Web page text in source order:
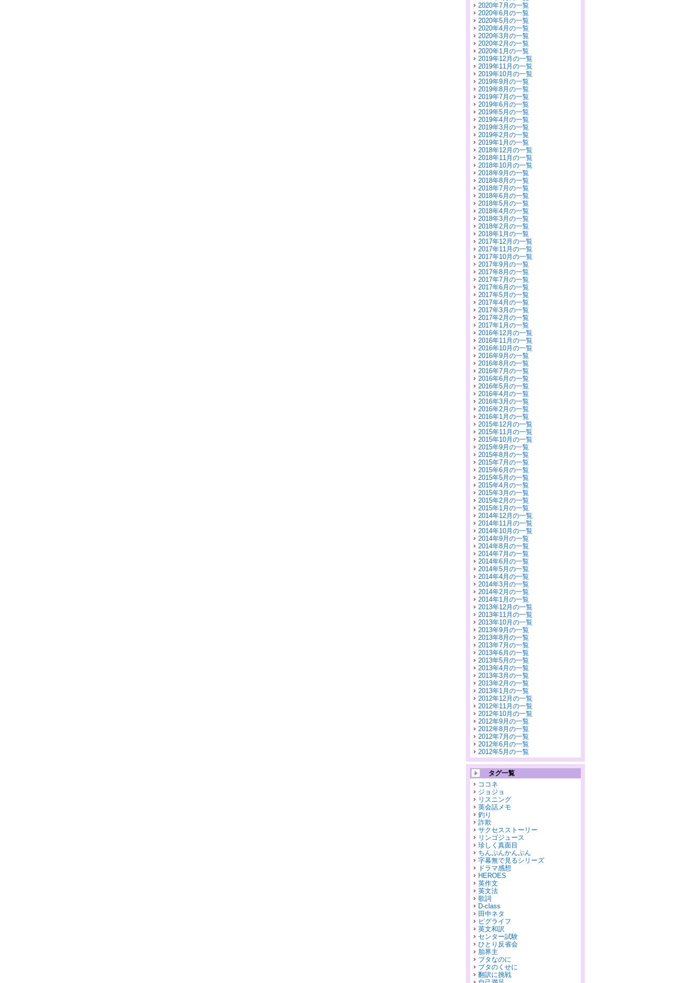
2020年7月の一覧
2020年6月の一覧
2020年5月の一覧
2020年4月の一覧
2020年3月の一覧
2020年2月の一覧
2020年1月の一覧
2019年12月の一覧
2019年11月の一覧
2019年10月の一覧
2019年9月の一覧
2019年8月の一覧
2019年7月の一覧
2019年6月の一覧
2019年5月の一覧
2019年4月の一覧
2019年3月の一覧
2019年2月の一覧
2019年1月の一覧
2018年12月の一覧
2018年11月の一覧
2018年10月の一覧
2018年9月の一覧
2018年8月の一覧
2018年7月の一覧
2018年6月の一覧
2018年5月の一覧
2018年4月の一覧
2018年3月の一覧
2018年2月の一覧
2018年1月の一覧
2017年12月の一覧
2017年11月の一覧
2017年10月の一覧
2017年9月の一覧
2017年8月の一覧
2017年7月の一覧
2017年6月の一覧
2017年5月の一覧
2017年4月の一覧
2017年3月の一覧
2017年2月の一覧
2017年1月の一覧
2016年12月の一覧
2016年11月の一覧
2016年10月の一覧
2016年9月の一覧
2016年8月の一覧
2016年7月の一覧
2016年6月の一覧
2016年5月の一覧
2016年4月の一覧
2016年3月の一覧
2016年2月の一覧
2016年1月の一覧
2015年12月の一覧
2015年11月の一覧
2015年10月の一覧
2015年9月の一覧
2015年8月の一覧
2015年7月の一覧
2015年6月の一覧
2015年5月の一覧
2015年4月の一覧
2015年3月の一覧
2015年2月の一覧
2015年1月の一覧
2014年12月の一覧
2014年11月の一覧
2014年10月の一覧
2014年9月の一覧
2014年8月の一覧
2014年7月の一覧
2014年6月の一覧
2014年5月の一覧
2014年4月の一覧
2014年3月の一覧
2014年2月の一覧
2014年1月の一覧
2013年12月の一覧
2013年11月の一覧
2013年10月の一覧
2013年9月の一覧
2013年8月の一覧
2013年7月の一覧
2013年6月の一覧
2013年5月の一覧
2013年4月の一覧
2013年3月の一覧
2013年2月の一覧
2013年1月の一覧
2012年12月の一覧
2012年11月の一覧
2012年10月の一覧
2012年9月の一覧
2012年8月の一覧
2012年7月の一覧
2012年6月の一覧
2012年5月の一覧
タグ一覧
ココネ
ジョジョ
リスニング
英会話メモ
釣り
詐欺
サクセスストーリー
リンゴジュース
珍しく真面目
ちんぷんかんぷん
字幕無で見るシリーズ
ドラマ感想
HEROES
英作文
英文法
歌詞
D-class
田中ネタ
ピグライフ
英文和訳
センター試験
ひとり反省会
胎界主
ブタなのに
ブタのくせに
翻訳に挑戦